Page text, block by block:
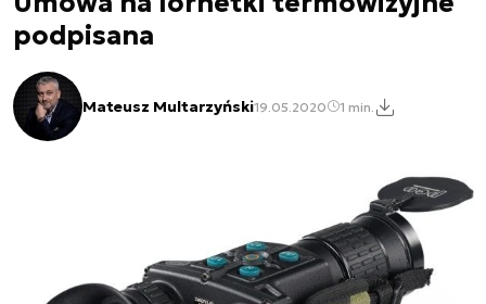
podpisana
Mateusz Multarzyński19.05.2020 1 min.